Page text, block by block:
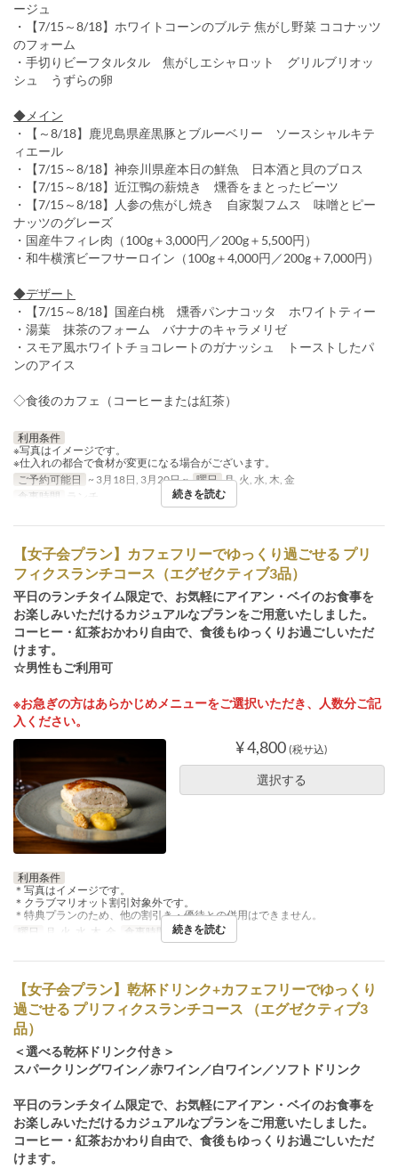
ージュ
・【7/15～8/18】ホワイトコーンのブルテ 焦がし野菜 ココナッツ
のフォーム
・手切りビーフタルタル 焦がしエシャロット グリルブリオッ
シュ うずらの卵
◆メイン
・【～8/18】鹿児島県産黒豚とブルーベリー ソースシャルキテ
ィエール
・【7/15～8/18】神奈川県産本日の鮮魚 日本酒と貝のブロス
・【7/15～8/18】近江鴨の薪焼き 燻香をまとったビーツ
・【7/15～8/18】人参の焦がし焼き 自家製フムス 味噌とピー
ナッツのグレーズ
・国産牛フィレ肉（100g＋3,000円／200g＋5,500円）
・和牛横濱ビーフサーロイン（100g＋4,000円／200g＋7,000円）
◆デザート
・【7/15～8/18】国産白桃 燻香パンナコッタ ホワイトティー
・湯葉 抹茶のフォーム バナナのキャラメリゼ
・スモア風ホワイトチョコレートのガナッシュ トーストしたパ
ンのアイス
◇食後のカフェ（コーヒーまたは紅茶）
利用条件
※写真はイメージです。
※仕入れの都合で食材が変更になる場合がございます。
ご予約可能日
~ 3月18日, 3月20日 ~ 曜日 月, 火, 水, 木, 金
食事時間
ランチ 続きを読む
【女子会プラン】カフェフリーでゆっくり過ごせる プリ
フィクスランチコース（エグゼクティブ3品）
平日のランチタイム限定で、お気軽にアイアン・ベイのお食事を
お楽しみいただけるカジュアルなプランをご用意いたしました。
コーヒー・紅茶おかわり自由で、食後もゆっくりお過ごしいただ
けます。
☆男性もご利用可
※お急ぎの方はあらかじめメニューをご選択いただき、人数分ご記
入ください。
¥ 4,800 (税サ込)
選択する
利用条件
＊写真はイメージです。
＊クラブマリオット割引対象外です。
＊特典プランのため、他の割引き・優待との併用はできません。
曜日
月, 火, 水, 木, 金 食事時間 ランチ
続きを読む
【女子会プラン】乾杯ドリンク+カフェフリーでゆっくり
過ごせる プリフィクスランチコース （エグゼクティブ3
品）
＜選べる乾杯ドリンク付き＞
スパークリングワイン／赤ワイン／白ワイン／ソフトドリンク
平日のランチタイム限定で、お気軽にアイアン・ベイのお食事を
お楽しみいただけるカジュアルなプランをご用意いたしました。
コーヒー・紅茶おかわり自由で、食後もゆっくりお過ごしいただ
けます。